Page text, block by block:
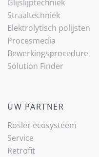
Glijslijp­techniek
Straaltechniek
Elektrolytisch polijsten
Procesmedia
Bewerkingsprocedure
Solution Finder
UW PARTNER
Rösler ecosysteem
Service
Retrofit